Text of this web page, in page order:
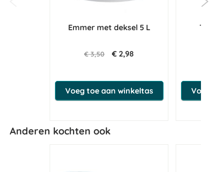
Emmer met deksel 5 L
€ 3,50 € 2,98
Voeg toe aan winkeltas Voeg
Anderen kochten ook